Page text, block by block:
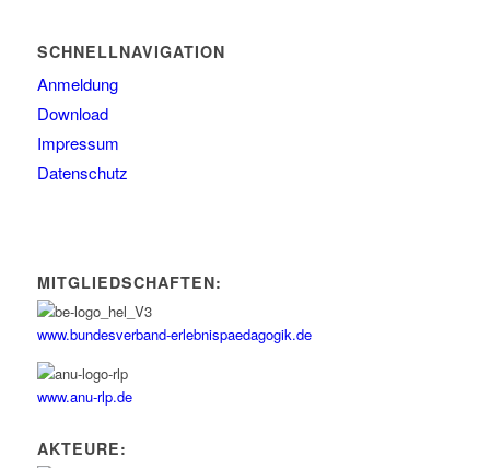
SCHNELLNAVIGATION
Anmeldung
Download
Impressum
Datenschutz
MITGLIEDSCHAFTEN:
www.bundesverband-erlebnispaedagogik.de
www.anu-rlp.de
AKTEURE: